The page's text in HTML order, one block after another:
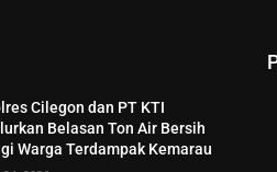
Cilegon dan PT KTI
Belasan Ton Air Bersih
Warga Terdampak Kemarau